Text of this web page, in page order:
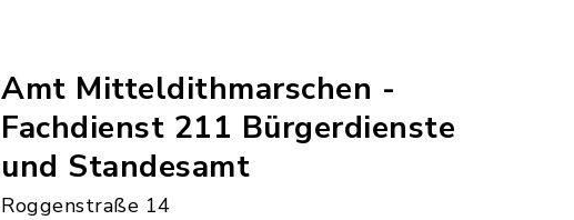
Amt Mitteldithmarschen -
Fachdienst 211 Bürgerdienste
und Standesamt
Roggenstraße 14